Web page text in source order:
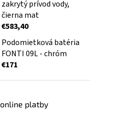
zakrytý prívod vody,
čierna mat
€583,40
Podomietková batéria
FONTI 09L - chróm
€171
platby